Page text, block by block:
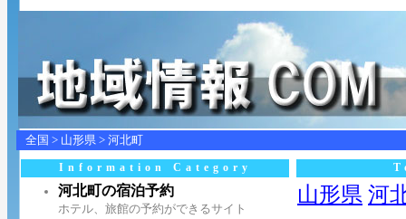
全国 > 山形県 > 河北町
Information Category
河北町の宿泊予約
ホテル、旅館の予約ができるサイト
山形県 河